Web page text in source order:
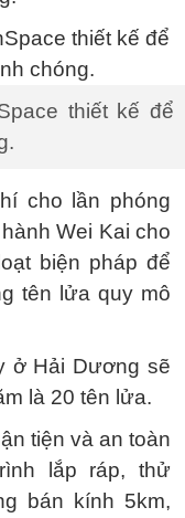
thiết kế để
cho lần phóng
Wei Kai cho
biện pháp để
tên lửa quy mô
ở Hải Dương sẽ
là 20 tên lửa.
tiện và an toàn
lắp ráp, thử
bán kính 5km,